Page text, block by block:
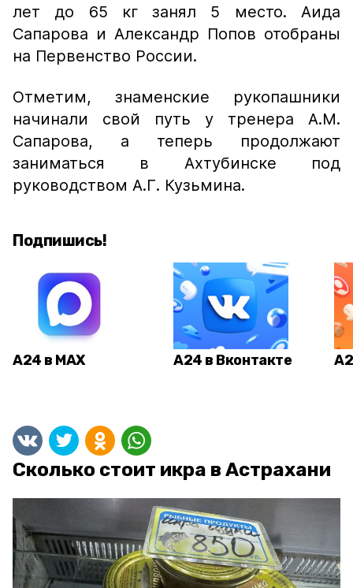
лет до 65 кг занял 5 место. Аида
Сапарова и Александр Попов отобраны
на Первенство России.
Отметим, знаменские рукопашники
начинали свой путь у тренера А.М.
Сапарова, а теперь продолжают
заниматься в Ахтубинске под
руководством А.Г. Кузьмина.
Подпишись!
А24 в MAX А24 в Вконтакте
Сколько стоит икра в Астрахани